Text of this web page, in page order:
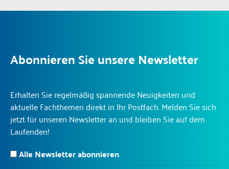
Abonnieren Sie unsere Newsletter
Erhalten Sie regelmäßig spannende Neuigkeiten und
aktuelle Fachthemen direkt in Ihr Postfach. Melden Sie sich
jetzt für unseren Newsletter an und bleiben Sie auf dem
Laufenden!
Alle Newsletter abonnieren